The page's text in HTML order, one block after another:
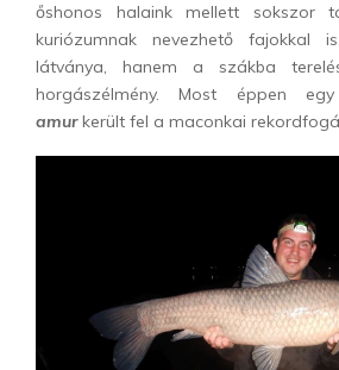
őshonos halaink mellett sokszor
kuriózumnak nevezhető fajokkal
látványa, hanem a szákba
horgászélmény. Most éppen
amur került fel a maconkai